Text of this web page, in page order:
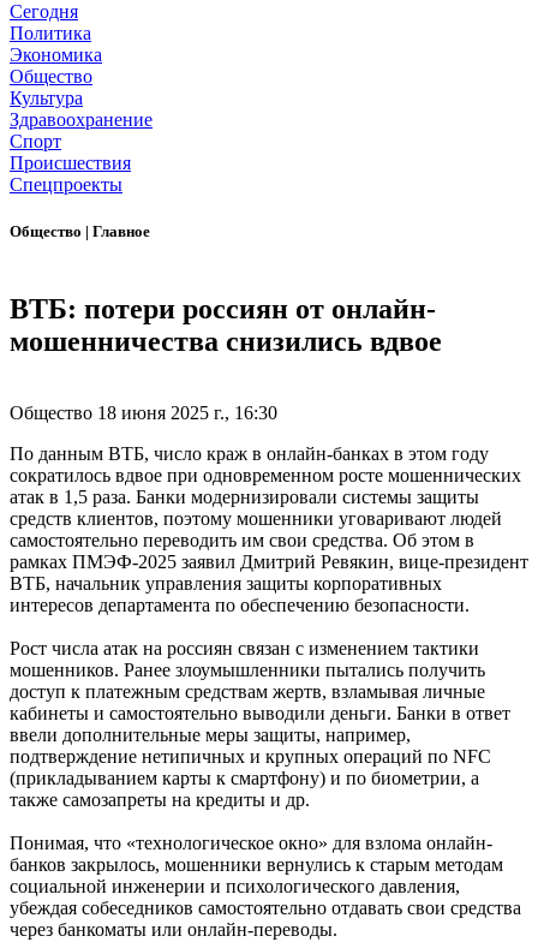
Сегодня
Политика
Экономика
Общество
Культура
Здравоохранение
Спорт
Происшествия
Спецпроекты
Общество | Главное
ВТБ: потери россиян от онлайн-
мошенничества снизились вдвое
Общество 18 июня 2025 г., 16:30
По данным ВТБ, число краж в онлайн-банках в этом году
сократилось вдвое при одновременном росте мошеннических
атак в 1,5 раза. Банки модернизировали системы защиты
средств клиентов, поэтому мошенники уговаривают людей
самостоятельно переводить им свои средства. Об этом в
рамках ПМЭФ-2025 заявил Дмитрий Ревякин, вице-президент
ВТБ, начальник управления защиты корпоративных
интересов департамента по обеспечению безопасности.
Рост числа атак на россиян связан с изменением тактики
мошенников. Ранее злоумышленники пытались получить
доступ к платежным средствам жертв, взламывая личные
кабинеты и самостоятельно выводили деньги. Банки в ответ
ввели дополнительные меры защиты, например,
подтверждение нетипичных и крупных операций по NFC
(прикладыванием карты к смартфону) и по биометрии, а
также самозапреты на кредиты и др.
Понимая, что «технологическое окно» для взлома онлайн-
банков закрылось, мошенники вернулись к старым методам
социальной инженерии и психологического давления,
убеждая собеседников самостоятельно отдавать свои средства
через банкоматы или онлайн-переводы.